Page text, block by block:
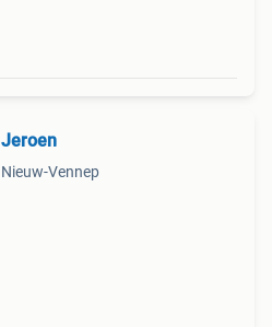
Jeroen
Nieuw-Vennep